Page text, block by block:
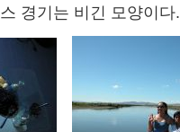
경기는 비긴 모양이다.